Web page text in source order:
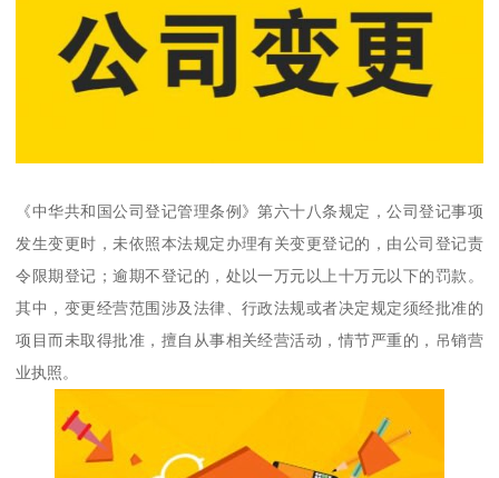
《中华共和国公司登记管理条例》第六十八条规定，公司登记事项
发生变更时，未依照本法规定办理有关变更登记的，由公司登记责
令限期登记；逾期不登记的，处以一万元以上十万元以下的罚款。
其中，变更经营范围涉及法律、行政法规或者决定规定须经批准的
项目而未取得批准，擅自从事相关经营活动，情节严重的，吊销营
业执照。